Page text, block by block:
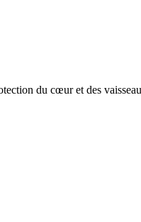
du cœur et des